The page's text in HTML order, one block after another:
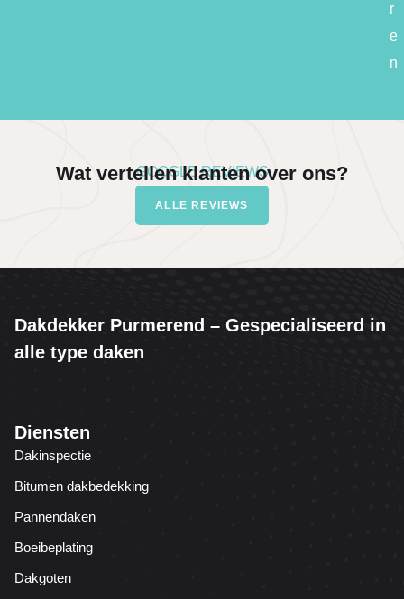
r
e
n
GOOGLE REVIEWS
Wat vertellen klanten over ons?
ALLE REVIEWS
Dakdekker Purmerend – Gespecialiseerd in
alle type daken
Diensten
Dakinspectie
Bitumen dakbedekking
Pannendaken
Boeibeplating
Dakgoten